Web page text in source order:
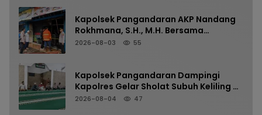
Kapolsek Pangandaran AKP Nandang
Rokhmana, S.H., M.H. Bersama
Anggota Cek TKP Kebakaran Ruko
2026-08-03 55
Kapolsek Pangandaran Dampingi
Kapolres Gelar Sholat Subuh Keliling di
Masjid Jami Al-Furqon, Pererat
2026-08-04 47